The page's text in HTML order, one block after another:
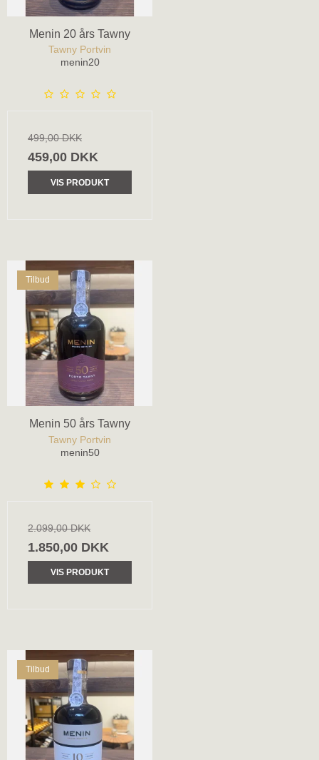
Menin 20 års Tawny
Tawny Portvin
menin20
499,00 DKK
459,00 DKK
VIS PRODUKT
Tilbud
Menin 50 års Tawny
Tawny Portvin
menin50
2.099,00 DKK
1.850,00 DKK
VIS PRODUKT
Tilbud